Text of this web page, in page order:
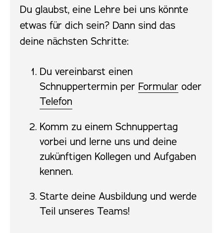
Du glaubst, eine Lehre bei uns könnte
etwas für dich sein? Dann sind das
deine nächsten Schritte:
Du vereinbarst einen
Schnuppertermin per Formular oder
Telefon
Komm zu einem Schnuppertag
vorbei und lerne uns und deine
zukünftigen Kollegen und Aufgaben
kennen.
Starte deine Ausbildung und werde
Teil unseres Teams!